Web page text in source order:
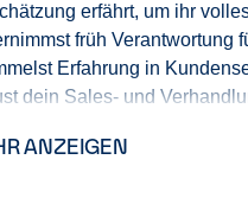
ANZEIGEN
erfährt, um ihr
früh Verantwortung
Erfahrung in
dein Sales- und
echte
dein